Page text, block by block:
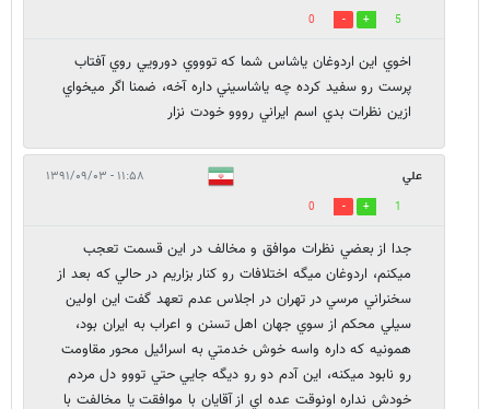
5
0
اخوي اين اردوغان ياشاس شما كه توووي دورويي روي آفتاب
پرست رو سفيد كرده چه ياشاسيني داره آخه، ضمنا اگر ميخواي
ازين نظرات بدي اسم ايراني رووو خودت نزار
علي ۱۱:۵۸ - ۱۳۹۱/۰۹/۰۳
1
0
جدا از بعضي نظرات موافق و مخالف در اين قسمت تعجب
ميكنم، اردوغان ميگه اختلافات رو كنار بزاريم در حالي كه بعد از
سخنراني مرسي در تهران در اجلاس عدم تعهد گفت اين اولين
سيلي محكم از سوي جهان اهل تسنن و اعراب به ايران بود،
همونيه كه داره واسه خوش خدمتي به اسرائيل محور مقاومت
رو نابود ميكنه، اين آدم دو رو ديگه جايي حتي تووو دل مردم
خودش نداره اونوقت عده اي از آقايان با موافقت يا مخالفت با